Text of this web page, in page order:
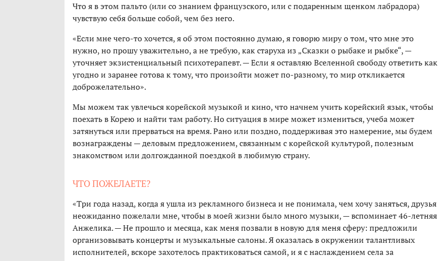
Что я в этом пальто (или со знанием французского, или с подаренным щенком лабрадора)
чувствую себя больше собой, чем без него.
«Если мне чего-то хочется, я об этом постоянно думаю, я говорю миру о том, что мне это
нужно, но прошу уважительно, а не требую, как старуха из „Сказки о рыбаке и рыбке“, —
уточняет экзистенциальный психотерапевт. — Если я оставляю Вселенной свободу ответить как
угодно и заранее готова к тому, что произойти может по-разному, то мир откликается
доброжелательно».
Мы можем так увлечься корейской музыкой и кино, что начнем учить корейский язык, чтобы
поехать в Корею и найти там работу. Но ситуация в мире может измениться, учеба может
затянуться или прерваться на время. Рано или поздно, поддерживая это намерение, мы будем
вознаграждены — деловым предложением, связанным с корейской культурой, полезным
знакомством или долгожданной поездкой в любимую страну.
ЧТО ПОЖЕЛАЕТЕ?
«Три года назад, когда я ушла из рекламного бизнеса и не понимала, чем хочу заняться, друзья
неожиданно пожелали мне, чтобы в моей жизни было много музыки, — вспоминает 46-летняя
Анжелика. — Не прошло и месяца, как меня позвали в новую для меня сферу: предложили
организовывать концерты и музыкальные салоны. Я оказалась в окружении талантливых
исполнителей, вскоре захотелось практиковаться самой, и я с наслаждением села за